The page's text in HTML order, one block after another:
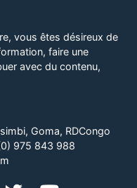
vous êtes désireux de
faire une
avec du contenu,
Goma, RDCongo
975 843 988